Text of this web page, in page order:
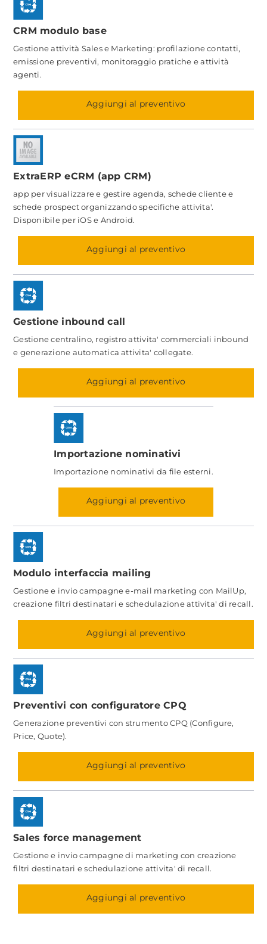
CRM modulo base
Gestione attività Sales e Marketing: profilazione contatti,
emissione preventivi, monitoraggio pratiche e attività
agenti.
Aggiungi al preventivo
ExtraERP eCRM (app CRM)
app per visualizzare e gestire agenda, schede cliente e
schede prospect organizzando specifiche attivita'.
Disponibile per iOS e Android.
Aggiungi al preventivo
Gestione inbound call
Gestione centralino, registro attivita' commerciali inbound
e generazione automatica attivita' collegate.
Aggiungi al preventivo
Importazione nominativi
Importazione nominativi da file esterni.
Aggiungi al preventivo
Modulo interfaccia mailing
Gestione e invio campagne e-mail marketing con MailUp,
creazione filtri destinatari e schedulazione attivita' di recall.
Aggiungi al preventivo
Preventivi con configuratore CPQ
Generazione preventivi con strumento CPQ (Configure,
Price, Quote).
Aggiungi al preventivo
Sales force management
Gestione e invio campagne di marketing con creazione
filtri destinatari e schedulazione attivita' di recall.
Aggiungi al preventivo